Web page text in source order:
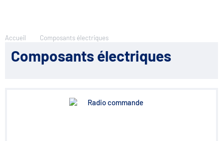
Accueil Composants électriques
Composants électriques